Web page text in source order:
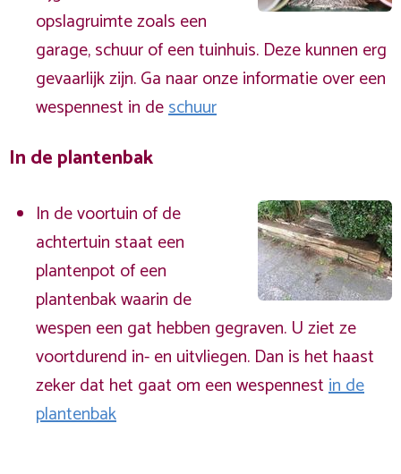
opslagruimte zoals een
garage, schuur of een tuinhuis. Deze kunnen erg
gevaarlijk zijn. Ga naar onze informatie over een
wespennest in deschuur
In de plantenbak
In de voortuin of de
achtertuin staat een
plantenpot of een
plantenbak waarin de
wespen een gat hebben gegraven. U ziet ze
voortdurend in- en uitvliegen. Dan is het haast
zeker dat het gaat om een wespennestin de
plantenbak